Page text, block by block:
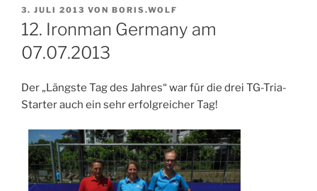
VERÖFFENTLICHT
AM
3. JULI 2013 VON BORIS.WOLF
12. Ironman Germany am
07.07.2013
Der „Längste Tag des Jahres“ war für die drei TG-Tria-
Starter auch ein sehr erfolgreicher Tag!